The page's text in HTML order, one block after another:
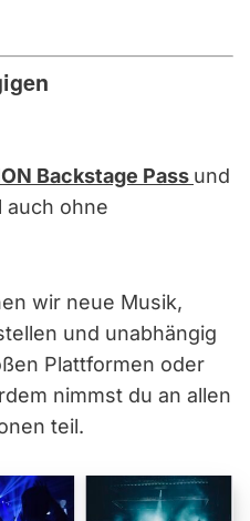
Backstage Pass und
auch ohne
wir neue Musik,
und unabhängig
Plattformen oder
nimmst du an allen
teil.